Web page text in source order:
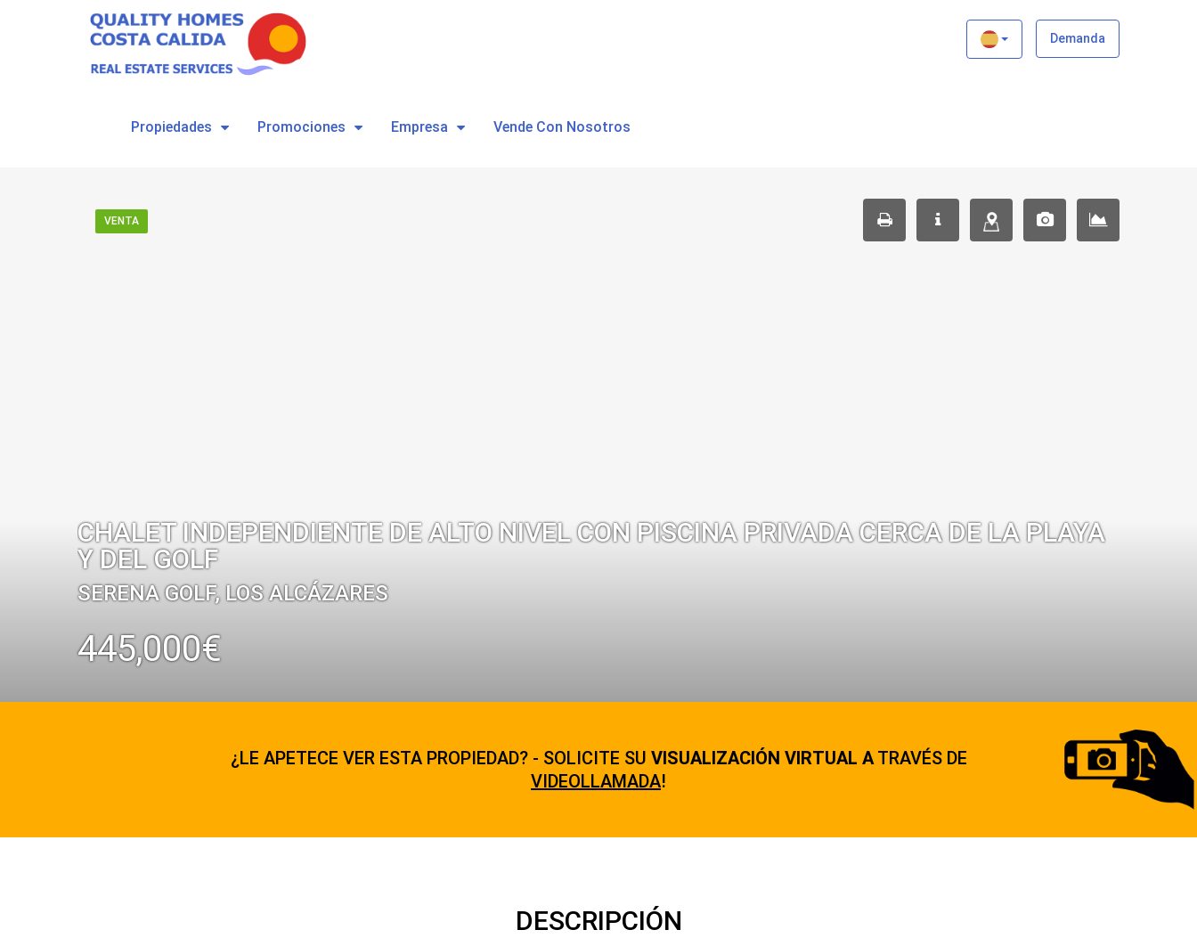
Propiedades Promociones Empresa Vende Con Nosotros
Demanda
VENTA
CHALET INDEPENDIENTE DE ALTO NIVEL CON PISCINA PRIVADA CERCA DE LA PLAYA
Y DEL GOLF
SERENA GOLF, LOS ALCÁZARES
445,000€
¿LE APETECE VER ESTA PROPIEDAD? - SOLICITE SU VISUALIZACIÓN VIRTUAL ATRAVÉS DE
VIDEOLLAMADA!
DESCRIPCIÓN